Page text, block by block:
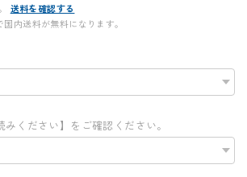
送料を確認する
内送料が無料になります。
みください】をご確認ください。